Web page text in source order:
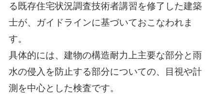
る既存住宅状況調査技術者講習を修了した建築
士が、ガイドラインに基づいておこなわれま
す。
具体的には、建物の構造耐力上主要な部分と雨
水の侵入を防止する部分についての、目視や計
測を中心とした検査です。